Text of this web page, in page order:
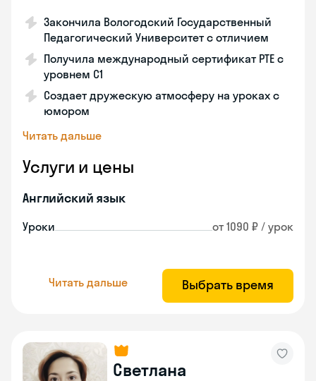
Закончила Вологодский Государственный
Педагогический Университет с отличием
Получила международный сертификат PTE с
уровнем C1
Создает дружескую атмосферу на уроках с
юмором
Читать дальше
Услуги и цены
Английский язык
Уроки от 1090 ₽ / урок
Читать дальше Выбрать время
Светлана